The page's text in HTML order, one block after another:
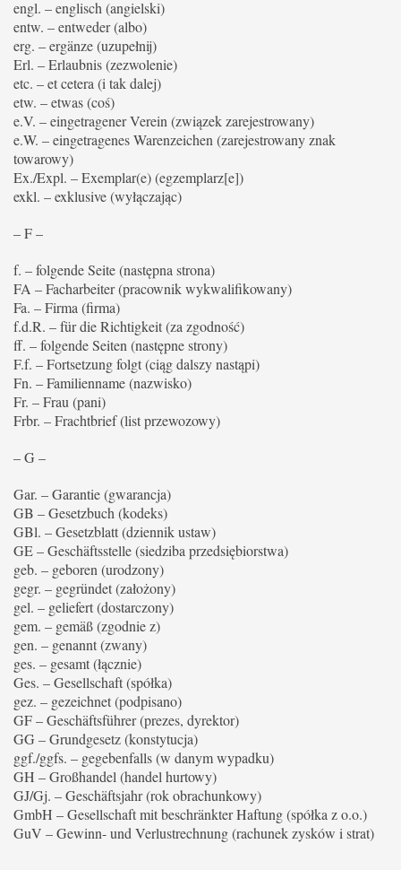
engl. – englisch (angielski)
entw. – entweder (albo)
erg. – ergänze (uzupełnij)
Erl. – Erlaubnis (zezwolenie)
etc. – et cetera (i tak dalej)
etw. – etwas (coś)
e.V. – eingetragener Verein (związek zarejestrowany)
e.W. – eingetragenes Warenzeichen (zarejestrowany znak
towarowy)
Ex./Expl. – Exemplar(e) (egzemplarz[e])
exkl. – exklusive (wyłączając)
– F –
f. – folgende Seite (następna strona)
FA – Facharbeiter (pracownik wykwalifikowany)
Fa. – Firma (firma)
f.d.R. – für die Richtigkeit (za zgodność)
ff. – folgende Seiten (następne strony)
F.f. – Fortsetzung folgt (ciąg dalszy nastąpi)
Fn. – Familienname (nazwisko)
Fr. – Frau (pani)
Frbr. – Frachtbrief (list przewozowy)
– G –
Gar. – Garantie (gwarancja)
GB – Gesetzbuch (kodeks)
GBl. – Gesetzblatt (dziennik ustaw)
GE – Geschäftsstelle (siedziba przedsiębiorstwa)
geb. – geboren (urodzony)
gegr. – gegründet (założony)
gel. – geliefert (dostarczony)
gem. – gemäß (zgodnie z)
gen. – genannt (zwany)
ges. – gesamt (łącznie)
Ges. – Gesellschaft (spółka)
gez. – gezeichnet (podpisano)
GF – Geschäftsführer (prezes, dyrektor)
GG – Grundgesetz (konstytucja)
ggf./ggfs. – gegebenfalls (w danym wypadku)
GH – Großhandel (handel hurtowy)
GJ/Gj. – Geschäftsjahr (rok obrachunkowy)
GmbH – Gesellschaft mit beschränkter Haftung (spółka z o.o.)
GuV – Gewinn- und Verlustrechnung (rachunek zysków i strat)